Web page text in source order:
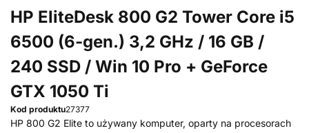
HP EliteDesk 800 G2 Tower Core i5
6500 (6-gen.) 3,2 GHz / 16 GB /
240 SSD / Win 10 Pro + GeForce
GTX 1050 Ti
Kod produktu27377
HP 800 G2 Elite to używany komputer, oparty na procesorach